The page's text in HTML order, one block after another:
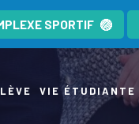
SPORTIF
VIE ÉTUDIANTE